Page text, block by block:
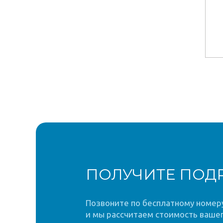
ПОЛУЧИТЕ
Позвоните по бесплатному
и мы рассчитаем стоимость